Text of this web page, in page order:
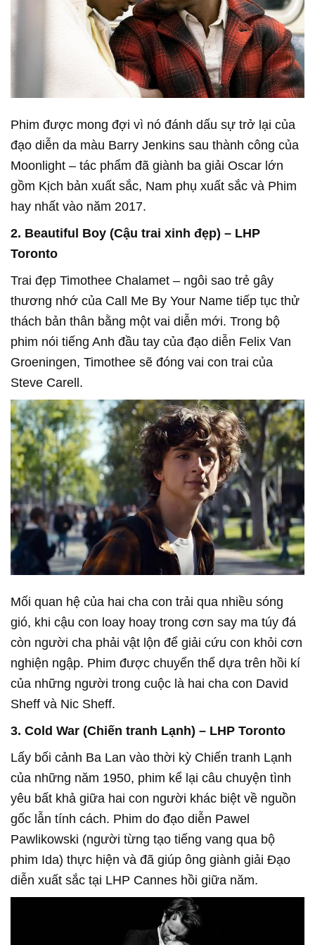
Phim được mong đợi vì nó đánh dấu sự trở lại của
đạo diễn da màu Barry Jenkins sau thành công của
Moonlight – tác phẩm đã giành ba giải Oscar lớn
gồm Kịch bản xuất sắc, Nam phụ xuất sắc và Phim
hay nhất vào năm 2017.
2. Beautiful Boy (Cậu trai xinh đẹp) – LHP
Toronto
Trai đẹp Timothee Chalamet – ngôi sao trẻ gây
thương nhớ của Call Me By Your Name tiếp tục thử
thách bản thân bằng một vai diễn mới. Trong bộ
phim nói tiếng Anh đầu tay của đạo diễn Felix Van
Groeningen, Timothee sẽ đóng vai con trai của
Steve Carell.
Mối quan hệ của hai cha con trải qua nhiều sóng
gió, khi cậu con loay hoay trong cơn say ma túy đá
còn người cha phải vật lộn để giải cứu con khỏi cơn
nghiện ngập. Phim được chuyển thể dựa trên hồi kí
của những người trong cuộc là hai cha con David
Sheff và Nic Sheff.
3. Cold War (Chiến tranh Lạnh) – LHP Toronto
Lấy bối cảnh Ba Lan vào thời kỳ Chiến tranh Lạnh
của những năm 1950, phim kể lại câu chuyện tình
yêu bất khả giữa hai con người khác biệt về nguồn
gốc lẫn tính cách. Phim do đạo diễn Pawel
Pawlikowski (người từng tạo tiếng vang qua bộ
phim Ida) thực hiện và đã giúp ông giành giải Đạo
diễn xuất sắc tại LHP Cannes hồi giữa năm.